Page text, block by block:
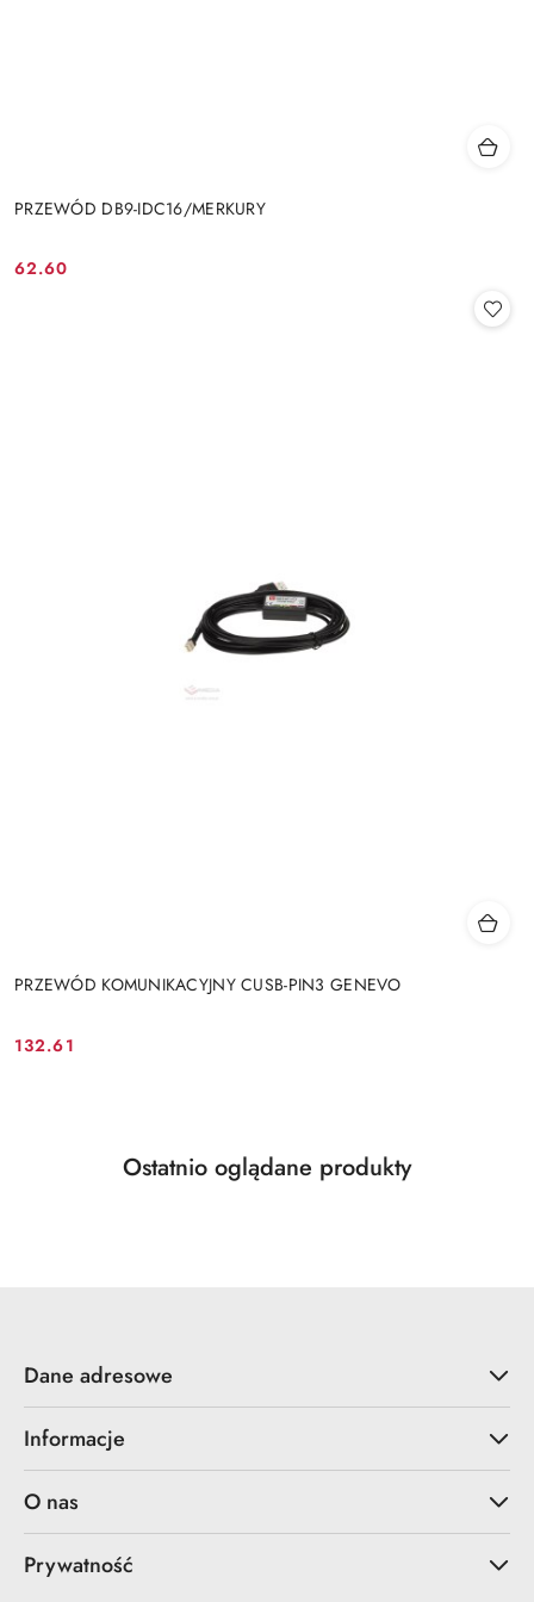
PRZEWÓD DB9-IDC16/MERKURY
Cena:
62.60
PRZEWÓD KOMUNIKACYJNY CUSB-PIN3 GENEVO
Cena:
132.61
Pomiń karuzelę produktów
Produkty
Ostatnio oglądane produkty
Dane adresowe
Informacje
O nas
Prywatność